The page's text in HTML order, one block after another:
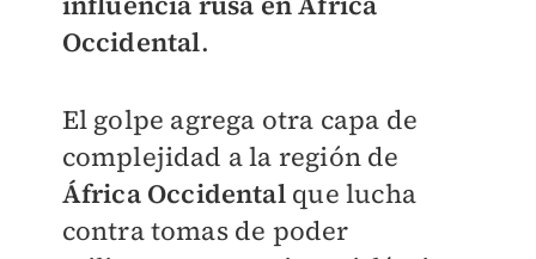
Occidental.
El golpe agrega otra capa de
complejidad a la región de
África Occidental que lucha
contra tomas de poder